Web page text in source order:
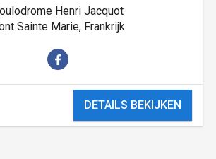
Henri Jacquot
Sainte Marie, Frankrijk
DETAILS BEKIJKEN